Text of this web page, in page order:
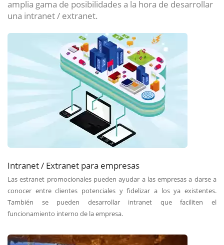
amplia gama de posibilidades a la hora de desarrollar
una intranet / extranet.
Intranet / Extranet para empresas
Las estranet promocionales pueden ayudar a las empresas a darse a
conocer entre clientes potenciales y fidelizar a los ya existentes.
También se pueden desarrollar intranet que faciliten el
funcionamiento interno de la empresa.